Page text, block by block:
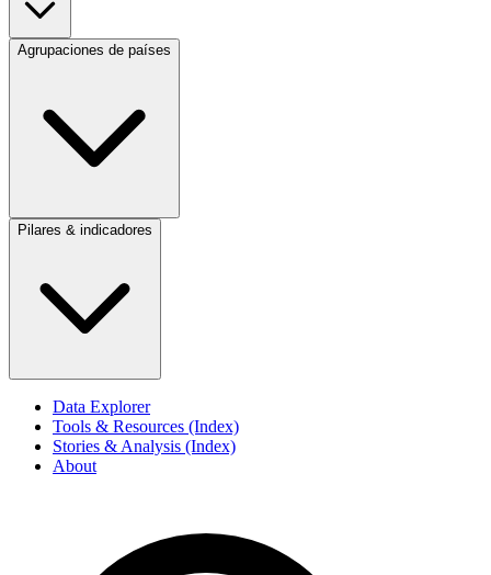
Agrupaciones de países
Pilares & indicadores
Data Explorer
Tools & Resources (Index)
Stories & Analysis (Index)
About